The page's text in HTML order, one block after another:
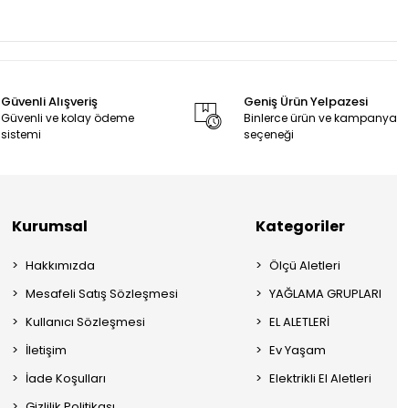
Güvenli Alışveriş
Güvenli ve kolay ödeme
sistemi
Geniş Ürün Yelpazesi
Binlerce ürün ve kampanya
seçeneği
Kurumsal
Hakkımızda
Mesafeli Satış Sözleşmesi
Kullanıcı Sözleşmesi
İletişim
İade Koşulları
Kategoriler
Ölçü Aletleri
YAĞLAMA GRUPLARI
EL ALETLERİ
Ev Yaşam
Elektrikli El Aletleri